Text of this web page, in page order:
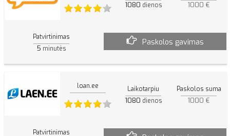
1080 dienos 1000 €
Patvirtinimas
5 minutės
Paskolos gavimas
loan.ee Laikotarpiu
1080 dienos
Paskolos suma
1000 €
Patvirtinimas